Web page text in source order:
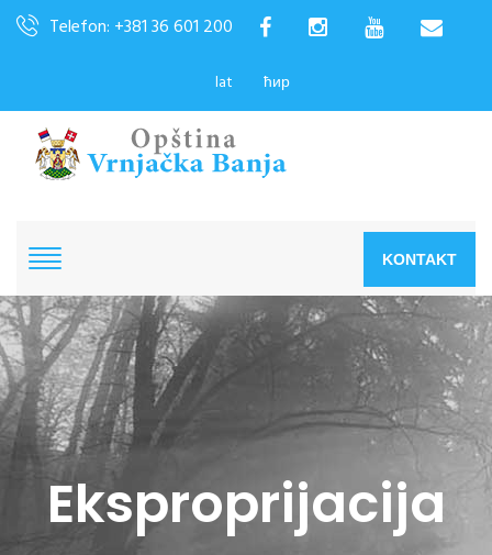
Telefon: +381 36 601 200
lat ћир
KONTAKT
Eksproprijacija